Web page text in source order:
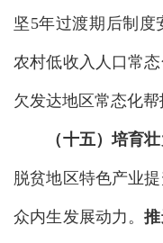
坚5年过渡期后制度
农村低收入人口常
欠发达地区常态化帮
（十五）培育
脱贫地区特色产业
众内生发展动力。推